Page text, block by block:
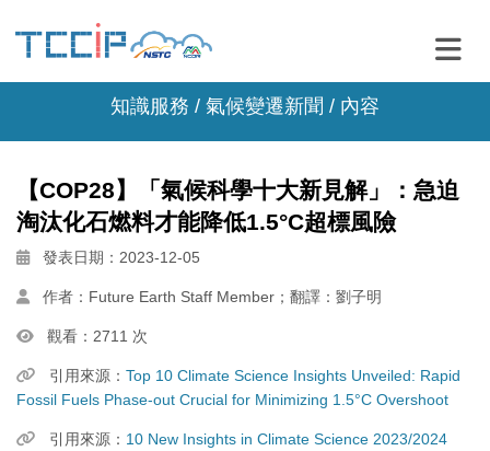
知識服務 / 氣候變遷新聞 / 內容
【COP28】「氣候科學十大新見解」：急迫
淘汰化石燃料才能降低1.5°C超標風險
發表日期：2023-12-05
作者：Future Earth Staff Member；翻譯：劉子明
觀看：2711 次
引用來源： Top 10 Climate Science Insights Unveiled: Rapid
Fossil Fuels Phase-out Crucial for Minimizing 1.5°C Overshoot
引用來源： 10 New Insights in Climate Science 2023/2024